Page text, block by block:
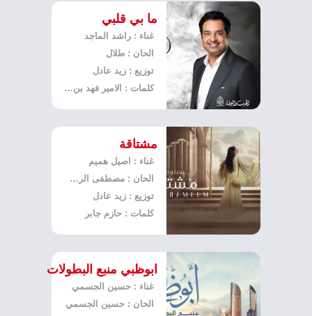
ما بي قلبي
غناء : راشد الماجد
الحان : طلال
توزيع : زيد عادل
كلمات : الامير فهد بن خالد
مشتاقة
غناء : اصيل هميم
الحان : مصطفى الربيعي
توزيع : زيد عادل
كلمات : حازم جابر
ابوظبي منبع البطولات
غناء : حسين الجسمي
الحان : حسين الجسمي